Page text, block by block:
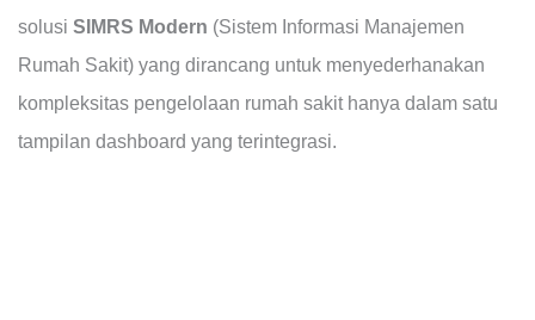
solusi SIMRS Modern (Sistem Informasi Manajemen
Rumah Sakit) yang dirancang untuk menyederhanakan
kompleksitas pengelolaan rumah sakit hanya dalam satu
tampilan dashboard yang terintegrasi.